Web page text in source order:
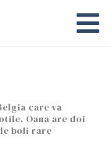
care va
Oana are doi
boli rare